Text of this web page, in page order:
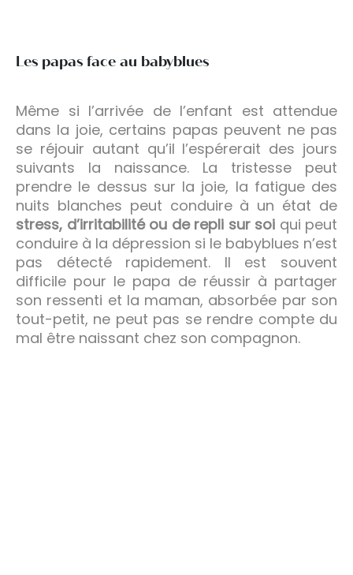
Les papas face au babyblues
Même si l’arrivée de l’enfant est attendue
dans la joie, certains papas peuvent ne pas
se réjouir autant qu’il l’espérerait des jours
suivants la naissance. La tristesse peut
prendre le dessus sur la joie, la fatigue des
nuits blanches peut conduire à un état de
stress, d’irritabilité ou de repli sur soi qui peut
conduire à la dépression si le babyblues n’est
pas détecté rapidement. Il est souvent
difficile pour le papa de réussir à partager
son ressenti et la maman, absorbée par son
tout-petit, ne peut pas se rendre compte du
mal être naissant chez son compagnon.